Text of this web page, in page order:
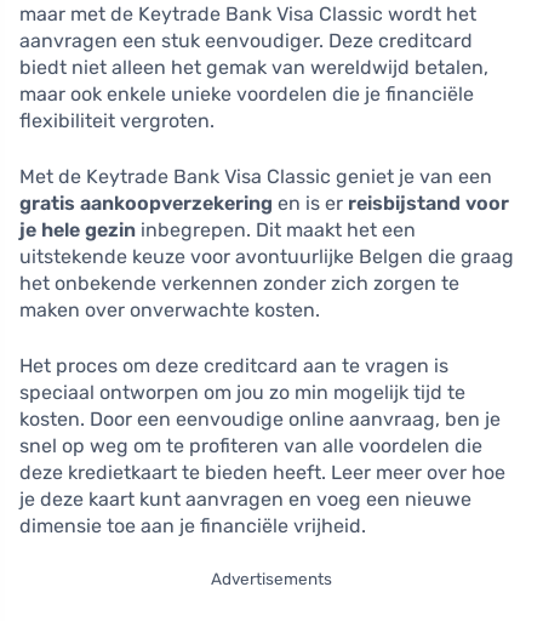
maar met de Keytrade Bank Visa Classic wordt het
aanvragen een stuk eenvoudiger. Deze creditcard
biedt niet alleen het gemak van wereldwijd betalen,
maar ook enkele unieke voordelen die je financiële
flexibiliteit vergroten.
Met de Keytrade Bank Visa Classic geniet je van een
gratis aankoopverzekering en is er reisbijstand voor
je hele gezin inbegrepen. Dit maakt het een
uitstekende keuze voor avontuurlijke Belgen die graag
het onbekende verkennen zonder zich zorgen te
maken over onverwachte kosten.
Het proces om deze creditcard aan te vragen is
speciaal ontworpen om jou zo min mogelijk tijd te
kosten. Door een eenvoudige online aanvraag, ben je
snel op weg om te profiteren van alle voordelen die
deze kredietkaart te bieden heeft. Leer meer over hoe
je deze kaart kunt aanvragen en voeg een nieuwe
dimensie toe aan je financiële vrijheid.
Advertisements